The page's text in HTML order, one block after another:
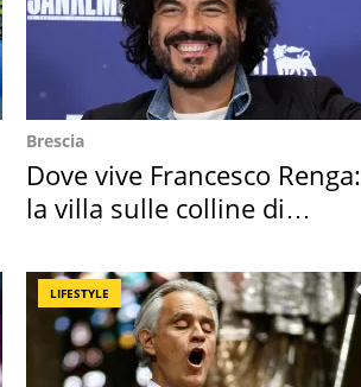
Brescia
Dove vive Francesco Renga:
la villa sulle colline di
LIFESTYLE